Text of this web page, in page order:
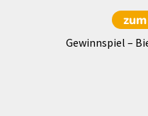
Gewinnspiel –